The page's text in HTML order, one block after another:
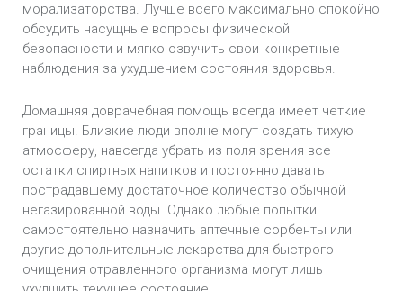
морализаторства. Лучше всего максимально спокойно
обсудить насущные вопросы физической
безопасности и мягко озвучить свои конкретные
наблюдения за ухудшением состояния здоровья.
Домашняя доврачебная помощь всегда имеет четкие
границы. Близкие люди вполне могут создать тихую
атмосферу, навсегда убрать из поля зрения все
остатки спиртных напитков и постоянно давать
пострадавшему достаточное количество обычной
негазированной воды. Однако любые попытки
самостоятельно назначить аптечные сорбенты или
другие дополнительные лекарства для быстрого
очищения отравленного организма могут лишь